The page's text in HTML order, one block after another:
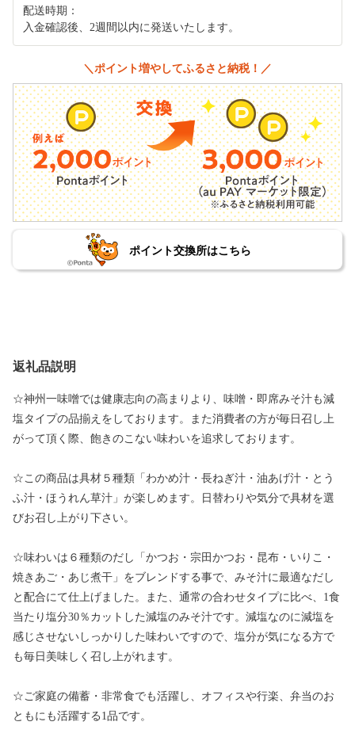
配送時期：
入金確認後、2週間以内に発送いたします。
＼ポイント増やしてふるさと納税！／
ポイント交換所はこちら
返礼品説明
☆神州一味噌では健康志向の高まりより、味噌・即席みそ汁も減
塩タイプの品揃えをしております。また消費者の方が毎日召し上
がって頂く際、飽きのこない味わいを追求しております。
☆この商品は具材５種類「わかめ汁・長ねぎ汁・油あげ汁・とう
ふ汁・ほうれん草汁」が楽しめます。日替わりや気分で具材を選
びお召し上がり下さい。
☆味わいは６種類のだし「かつお・宗田かつお・昆布・いりこ・
焼きあご・あじ煮干」をブレンドする事で、みそ汁に最適なだし
と配合にて仕上げました。また、通常の合わせタイプに比べ、1食
当たり塩分30％カットした減塩のみそ汁です。減塩なのに減塩を
感じさせないしっかりした味わいですので、塩分が気になる方で
も毎日美味しく召し上がれます。
☆ご家庭の備蓄・非常食でも活躍し、オフィスや行楽、弁当のお
ともにも活躍する1品です。